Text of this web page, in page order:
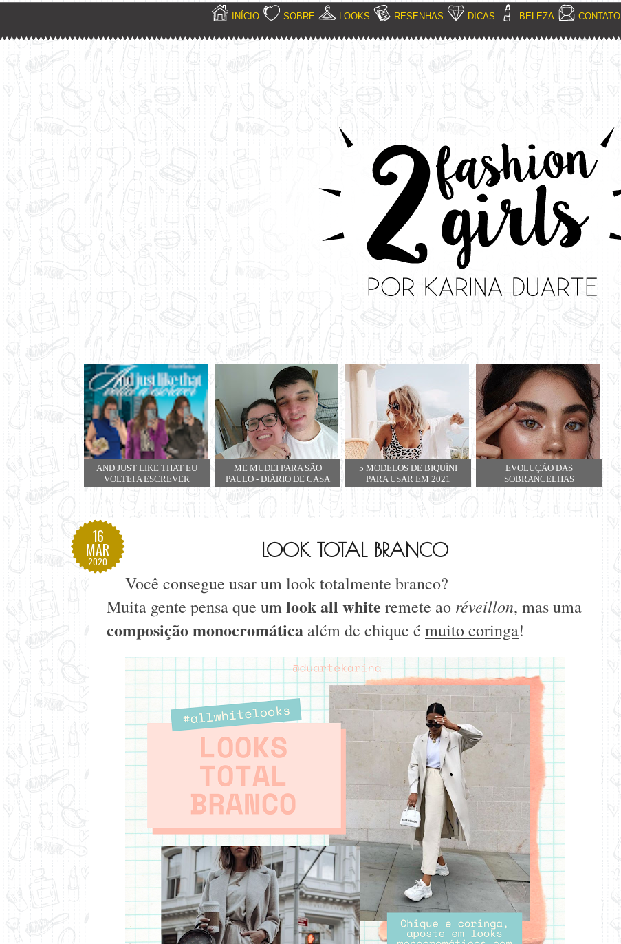
INÍCIO SOBRE LOOKS RESENHAS DICAS BELEZA CONTATO
AND JUST LIKE THAT EU
VOLTEI A ESCREVER
ME MUDEI PARA SÃO
PAULO - DIÁRIO DE CASA
NOVA
5 MODELOS DE BIQUÍNI
PARA USAR EM 2021
EVOLUÇÃO DAS
SOBRANCELHAS
16
MAR
2020
LOOK TOTAL BRANCO
Você consegue usar um look totalmente branco?
Muita gente pensa que umlookall white remete ao réveillon, mas uma
composição monocromática além de chique é muito coringa!